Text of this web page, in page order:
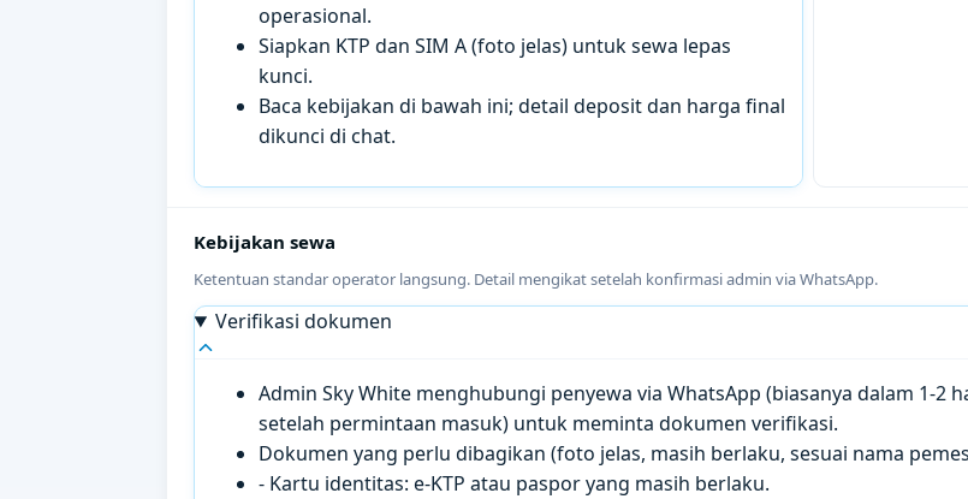
operasional.
Siapkan KTP dan SIM A (foto jelas) untuk sewa lepas
kunci.
Baca kebijakan di bawah ini; detail deposit dan harga final
dikunci di chat.
Kebijakan sewa
Ketentuan standar operator langsung. Detail mengikat setelah konfirmasi admin via WhatsApp.
Verifikasi dokumen
Admin Sky White menghubungi penyewa via WhatsApp (biasanya dalam 1-2
setelah permintaan masuk) untuk meminta dokumen verifikasi.
Dokumen yang perlu dibagikan (foto jelas, masih berlaku, sesuai nama
- Kartu identitas: e-KTP atau paspor yang masih berlaku.